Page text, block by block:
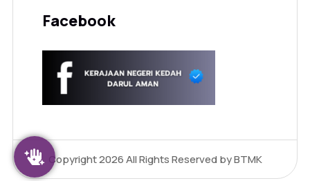
Facebook
Copyright 2026All Rights Reserved by BTMK